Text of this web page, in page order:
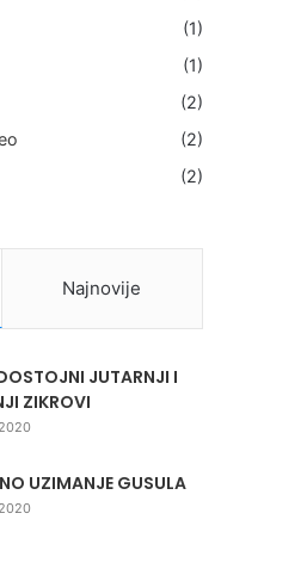
(1)
(1)
(2)
(2)
(2)
Najnovije
JUTARNJI I
ZIKROVI
UZIMANJE GUSULA